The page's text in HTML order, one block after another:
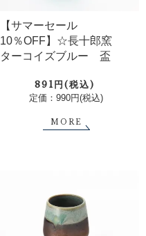
【サマーセール
10％OFF】☆長十郎窯
ターコイズブルー 盃
891円(税込)
定価：990円(税込)
MORE